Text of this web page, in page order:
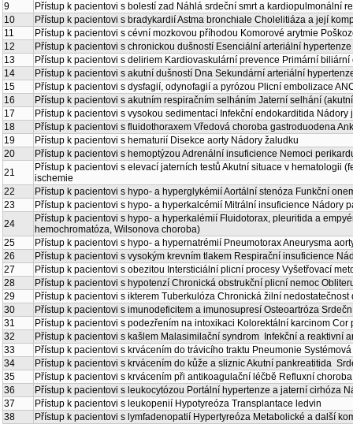
9
Přístup k pacientovi s bolestí zad Náhlá srdeční smrt a kardiopulmonální
10
Přístup k pacientovi s bradykardií Astma bronchiale Cholelitiáza a její
11
Přístup k pacientovi s cévní mozkovou příhodou Komorové arytmie
12
Přístup k pacientovi s chronickou dušností Esenciální arteriální
13
Přístup k pacientovi s deliriem Kardiovaskulární prevence Primární
14
Přístup k pacientovi s akutní dušností Dna Sekundární arteriální
15
Přístup k pacientovi s dysfagií, odynofagií a pyrózou Plicní embolizace
16
Přístup k pacientovi s akutním respiračním selháním Jaterní selhání
17
Přístup k pacientovi s vysokou sedimentací Infekční endokarditida Nádory
18
Přístup k pacientovi s fluidothoraxem Vředová choroba gastroduodena
19
Přístup k pacientovi s hematurií Disekce aorty Nádory žaludku
20
Přístup k pacientovi s hemoptýzou Adrenální insuficience Nemoci
21
Přístup k pacientovi s elevací jaterních testů Akutní situace v hematologii
ischemie
22
Přístup k pacientovi s hypo- a hyperglykémií Aortální stenóza Funkční
23
Přístup k pacientovi s hypo- a hyperkalcémií Mitrální insuficience Nádory
24
Přístup k pacientovi s hypo- a hyperkalémií Fluidotorax, pleuritida a
hemochromatóza, Wilsonova choroba)
25
Přístup k pacientovi s hypo- a hypernatrémií Pneumotorax Aneurysma
26
Přístup k pacientovi s vysokým krevním tlakem Respirační insuficience
27
Přístup k pacientovi s obezitou Intersticiální plicní procesy Vyšetřovací
28
Přístup k pacientovi s hypotenzí Chronická obstrukční plicní nemoc
29
Přístup k pacientovi s ikterem Tuberkulóza Chronická žilní
30
Přístup k pacientovi s imunodeficitem a imunosupresí Osteoartróza
31
Přístup k pacientovi s podezřením na intoxikaci Kolorektální karcinom
32
Přístup k pacientovi s kašlem Malasimilační syndrom Infekční a reaktivní
33
Přístup k pacientovi s krvácením do trávicího traktu Pneumonie
34
Přístup k pacientovi s krvácením do kůže a sliznic Akutní pankreatitida
35
Přístup k pacientovi s krvácením při antikoagulační léčbě Refluxní
36
Přístup k pacientovi s leukocytózou Portální hypertenze a jaterní cirhóza
37
Přístup k pacientovi s leukopenií Hypotyreóza Transplantace ledvin
38
Přístup k pacientovi s lymfadenopatií Hypertyreóza Metabolické a další